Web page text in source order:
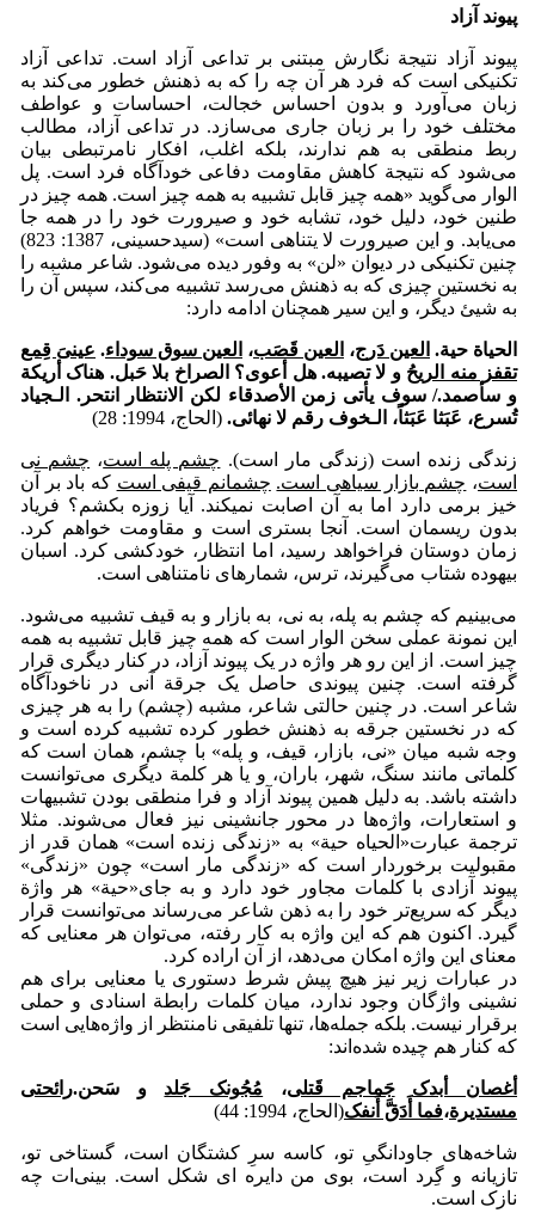
پیوند آزاد
پیوند آزاد نتیجة نگارش مبتنی بر تداعی آزاد است. تداعی آزاد
تکنیکی است که فرد هر آن چه را که به ذهنش خطور می‌کند به
زبان می‌آورد و بدون احساس خجالت، احساسات و عواطف
مختلف خود را بر زبان جاری می‌سازد. در تداعی آزاد، مطالب
ربط منطقی به هم ندارند، بلکه اغلب، افکار نامرتبطی بیان
می‌شود که نتیجة کاهش مقاومت دفاعی خودآگاه فرد است. پل
الوار می‌گوید «همه چیز قابل تشبیه به همه چیز است. همه چیز در
طنین خود، دلیل خود، تشابه خود و صیرورت خود را در همه جا
می‌یابد. و این صیرورت لا یتناهی است» (سیدحسینی، 1387: 823)
چنین تکنیکی در دیوان «لن» به وفور دیده می‌شود. شاعر مشبه را
به نخستین چیزی که به ذهنش می‌رسد تشبیه می‌کند، سپس آن را
به شیئ دیگر، و این سیر همچنان ادامه دارد:
الحیاة حیة. العین دَرج، العین قَصَب، العین سوق سوداء. عینیَ قِمع
تقفز منه الریحُ و لا تصیبه. هل أعوی؟ الصراخ بلا حَبل. هناک أریکة
و سأصمد./ سوف یأتی زمن الأصدقاء لکن الانتظار انتحر. الـجیاد
تُسرع، عَبَثا عَبَثاً، الـخوف رقم لا نهائی. (الحاج، 1994: 28)
زندگی زنده است (زندگی مار است). چشم پله است، چشم نی
است، چشم بازار سیاهی است. چشمانم قیفی است که باد بر آن
خیز برمی دارد اما به آن اصابت نمی­کند. آیا زوزه بکشم؟ فریاد
بدون ریسمان است. آنجا بستری است و مقاومت خواهم کرد.
زمان دوستان فراخواهد رسید، اما انتظار، خودکشی کرد. اسبان
بیهوده شتاب می‌گیرند، ترس، شماره­ای نامتناهی است.
می‌بینیم که چشم به پله، به نی، به بازار و به قیف تشبیه می‌شود.
این نمونة عملی سخن الوار است که همه چیز قابل تشبیه به همه
چیز است. از این رو هر واژه در یک پیوند آزاد، در کنار دیگری قرار
گرفته است. چنین پیوندی حاصل یک جرقة آنی در ناخودآگاه
شاعر است. در چنین حالتی شاعر، مشبه (چشم) را به هر چیزی
که در نخستین جرقه به ذهنش خطور کرده تشبیه کرده است و
وجه شبه میان «نی، بازار، قیف، و پله» با چشم، همان است که
کلماتی مانند سنگ، شهر، باران، و یا هر کلمة دیگری می‌توانست
داشته باشد. به دلیل همین پیوند آزاد و فرا منطقی بودن تشبیهات
و استعارات، واژه‌ها در محور جانشینی نیز فعال می‌شوند. مثلا
ترجمة عبارت«الحیاه حیة» به «زندگی زنده است» همان قدر از
مقبولیت برخوردار است که «زندگی مار است» چون «زندگی»
پیوند آزادی با کلمات مجاور خود دارد و به جای«حیة» هر واژة
دیگر که سریع‌تر خود را به ذهن شاعر می‌رساند می‌توانست قرار
گیرد. اکنون هم که این واژه به کار رفته، می‌توان هر معنایی که
معنای این واژه امکان می‌دهد، از آن اراده کرد.
در عبارات زیر نیز هیچ پیش شرط دستوری یا معنایی برای هم
نشینی واژگان وجود ندارد، میان کلمات رابطة اسنادی و حملی
برقرار نیست. بلکه جمله‌ها، تنها تلفیقی نامنتظر از واژه‌هایی است
که کنار هم چیده شده‌اند:
أغصان أبدک جَماجم قَتلی، مُجُونک جَلد و سَحن.رائحتی
مستدیرة،فما أَدَقَّ أَنفک(الحاج، 1994: 44)
شاخه‌های جاودانگیِ تو، کاسه سرِ کشتگان است، گستاخی تو،
تازیانه و گِرد است، بوی من دایره ای شکل است. بینی‌ات چه
نازک است.